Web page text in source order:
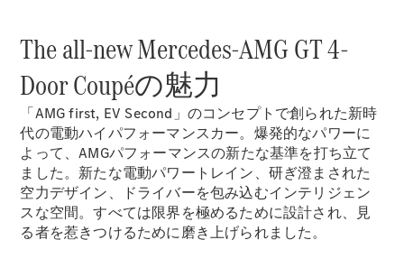
All Sedan
CLA
Sedan
電気
CLA
Sedan
New
The all-new Mercedes-AMG GT 4-
Door Coupéの魅力
「AMG first, EV Second」のコンセプトで創られた新時
代の電動ハイパフォーマンスカー。爆発的なパワーに
よって、AMGパフォーマンスの新たな基準を打ち立て
ました。新たな電動パワートレイン、研ぎ澄まされた
空力デザイン、ドライバーを包み込むインテリジェン
スな空間。すべては限界を極めるために設計され、見
る者を惹きつけるために磨き上げられました。